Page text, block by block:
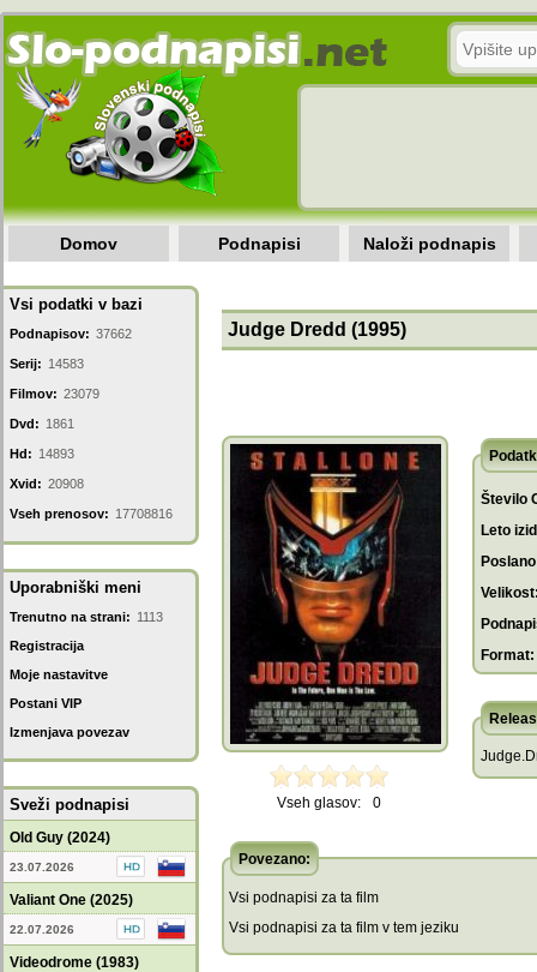
Domov Podnapisi Naloži podnapis
Vsi podatki v bazi
Podnapisov: 37662
Serij: 14583
Filmov: 23079
Dvd: 1861
Hd: 14893
Xvid: 20908
Vseh prenosov: 17708816
Uporabniški meni
Trenutno na strani: 1113
Registracija
Moje nastavitve
Postani VIP
Izmenjava povezav
Sveži podnapisi
Old Guy (2024)
23.07.2026
Valiant One (2025)
22.07.2026
Videodrome (1983)
Judge Dredd (1995)
Vseh glasov: 0
Število
Leto
Format:
Povezano:
Vsi podnapisi za ta film
Vsi podnapisi za ta film v tem jeziku